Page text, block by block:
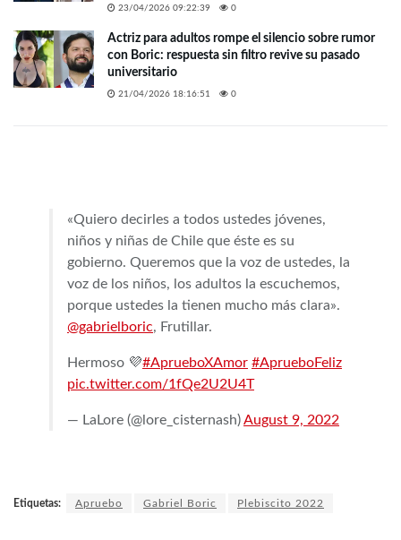
23/04/2026 09:22:39 0
Actriz para adultos rompe el silencio sobre rumor
con Boric: respuesta sin filtro revive su pasado
universitario
21/04/2026 18:16:51 0
«Quiero decirles a todos ustedes jóvenes,
niños y niñas de Chile que éste es su
gobierno. Queremos que la voz de ustedes, la
voz de los niños, los adultos la escuchemos,
porque ustedes la tienen mucho más clara».
@gabrielboric, Frutillar.
Hermoso 💜#AprueboXAmor #AprueboFeliz
pic.twitter.com/1fQe2U2U4T
— LaLore (@lore_cisternash)August 9, 2022
Etiquetas: Apruebo Gabriel Boric Plebiscito 2022